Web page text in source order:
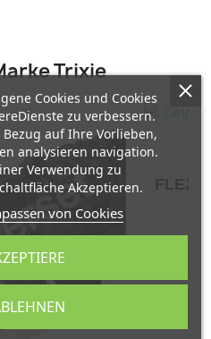
Trixie
Cookies und Cookies
zu verbessern.
auf Ihre Vorlieben,
analysieren navigation.
Verwendung zu
Akzeptieren.
von Cookies